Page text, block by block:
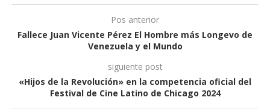
Pos anterior
Fallece Juan Vicente Pérez El Hombre más Longevo de
Venezuela y el Mundo
siguiente post
«Hijos de la Revolución» en la competencia oficial del
Festival de Cine Latino de Chicago 2024